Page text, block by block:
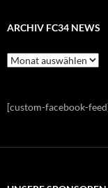
ARCHIV FC34 NEWS
Archiv
FC34
[custom-facebook-